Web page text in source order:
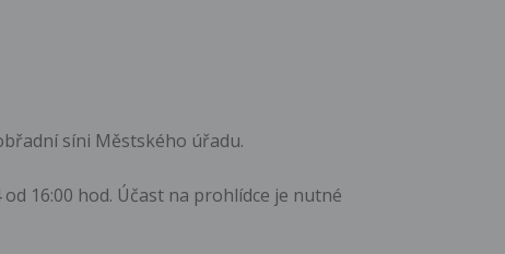
síni Městského úřadu.
16:00 hod. Účast na prohlídce je nutné